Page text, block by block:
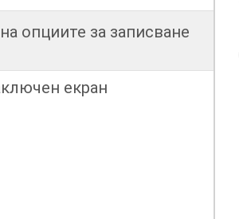
опциите за записване
екран